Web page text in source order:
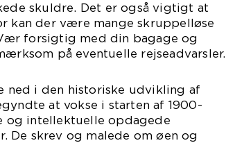
skuldre. Det er også vigtigt at
kan der være mange skruppelløse
forsigtig med din bagage og
på eventuelle rejseadvarsler.
ned i den historiske udvikling af
at vokse i starten af 1900-
og intellektuelle opdagede
De skrev og malede om øen og